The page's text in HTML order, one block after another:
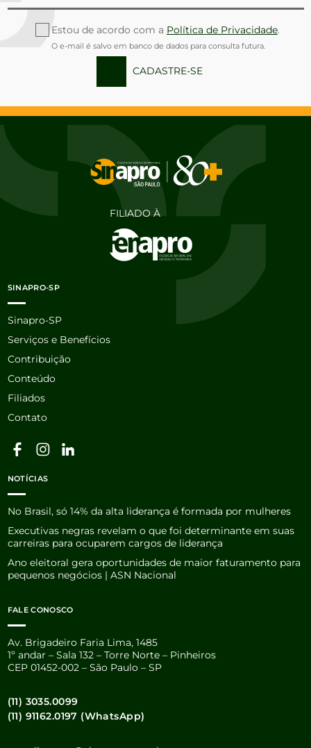
Estou de acordo com a Política de Privacidade.
O e-mail é salvo em banco de dados para consulta futura.
CADASTRE-SE
FILIADO À
SINAPRO-SP
Sinapro-SP
Serviços e Benefícios
Contribuição
Conteúdo
Filiados
Contato
NOTÍCIAS
No Brasil, só 14% da alta liderança é formada por mulheres
Executivas negras revelam o que foi determinante em suas
carreiras para ocuparem cargos de liderança
Ano eleitoral gera oportunidades de maior faturamento para
pequenos negócios | ASN Nacional
FALE CONOSCO
Av. Brigadeiro Faria Lima, 1485
1º andar – Sala 132 – Torre Norte – Pinheiros
CEP 01452-002 – São Paulo – SP
(11) 3035.0099
(11) 91162.0197 (WhatsApp)